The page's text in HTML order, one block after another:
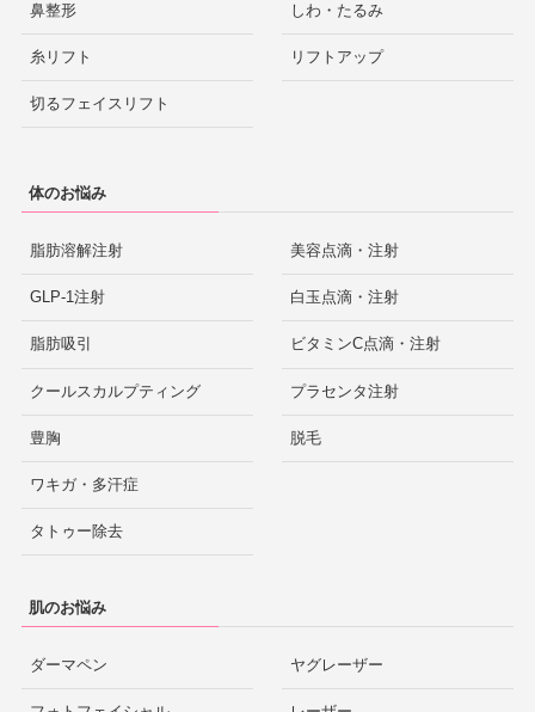
鼻整形
糸リフト
切るフェイスリフト
しわ・たるみ
リフトアップ
体のお悩み
脂肪溶解注射
GLP-1注射
脂肪吸引
クールスカルプティング
豊胸
ワキガ・多汗症
タトゥー除去
美容点滴・注射
白玉点滴・注射
ビタミンC点滴・注射
プラセンタ注射
脱毛
肌のお悩み
ダーマペン ヤグレーザー